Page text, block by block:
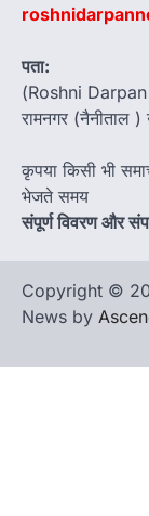
पता:
(Roshni
रामनगर (नैनीताल
कृपया किसी भी
भेजते समय
संपूर्ण विवरण और
Copyright ©
News by